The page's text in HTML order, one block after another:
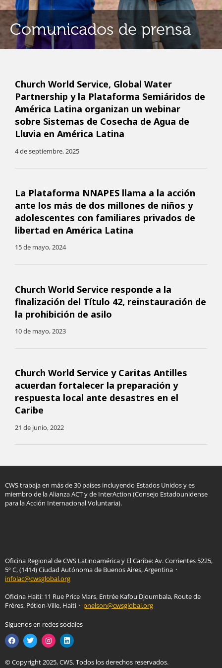
Comunicados de prensa
Church World Service, Global Water
Partnership y la Plataforma Semiáridos de
América Latina organizan un webinar
sobre Sistemas de Cosecha de Agua de
Lluvia en América Latina
4 de septiembre, 2025
La Plataforma NNAPES llama a la acción
ante los más de dos millones de niños y
adolescentes con familiares privados de
libertad en América Latina
15 de mayo, 2024
Church World Service responde a la
finalización del Título 42, reinstauración de
la prohibición de asilo
10 de mayo, 2023
Church World Service y Caritas Antilles
acuerdan fortalecer la preparación y
respuesta local ante desastres en el
Caribe
21 de junio, 2022
CWS trabaja en más de 30 países incluyendo Estados Unidos y es
miembro de la Alianza ACT y de InterAction (Consejo Estadounidense
para la Acción Internacional Voluntaria).
Oficina Regional de CWS Latinoamérica y El Caribe: Av. Corrientes 5225,
5º C, (1414) Ciudad Autónoma de Buenos Aires, Argentina ᛫
infolac@cwsglobal.org
Oficina Haití: 11 Rue Price Mars, Entrée Kafou Djoumbala, Route de
Frères, Pétion-Ville, Haiti ᛫ pnelson@cwsglobal.org
Síguenos en redes sociales
© Copyright 2025, CWS. Todos los derechos reservados.